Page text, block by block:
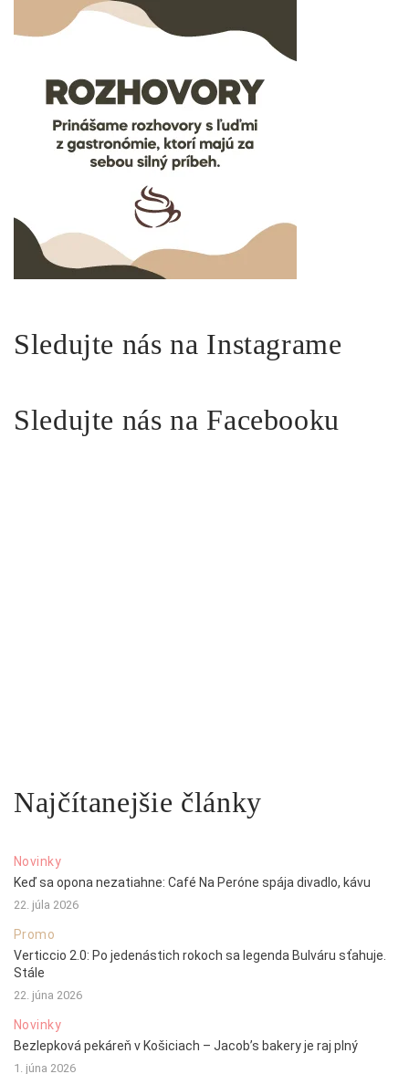
Sledujte nás na Instagrame
Sledujte nás na Facebooku
Najčítanejšie články
Novinky
Keď sa opona nezatiahne: Café Na Peróne spája divadlo, kávu
22. júla 2026
Promo
Verticcio 2.0: Po jedenástich rokoch sa legenda Bulváru sťahuje.
Stále
22. júna 2026
Novinky
Bezlepková pekáreň v Košiciach – Jacob’s bakery je raj plný
1. júna 2026